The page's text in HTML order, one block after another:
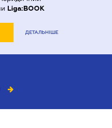
Liga:BOOK
ДЕТАЛЬНІШЕ